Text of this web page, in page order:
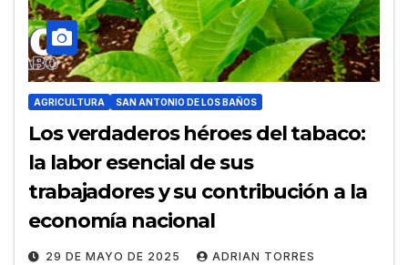
AGRICULTURA SAN ANTONIO DE LOS BAÑOS
Los verdaderos héroes del tabaco:
la labor esencial de sus
trabajadores y su contribución a la
economía nacional
29 DE MAYO DE 2025 ADRIAN TORRES